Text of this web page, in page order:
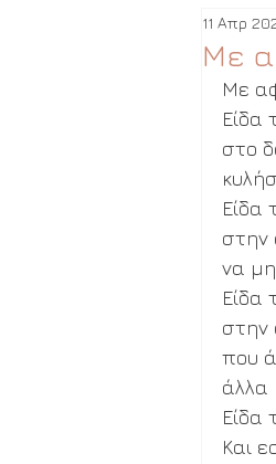
Με
11 Απρ
Με
Είδα
στο
Είδα
στην
να
Είδα
στην
που
άλλα
Είδα
Και